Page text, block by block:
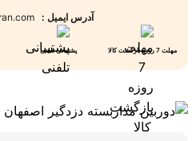
آدرس ایمیل :
مهلت 7 روزه بازگشت کالا پشتیبانی تلفنی